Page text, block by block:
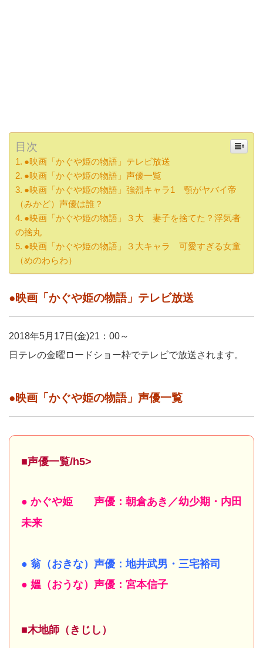
目次
●映画「かぐや姫の物語」テレビ放送
●映画「かぐや姫の物語」声優一覧
●映画「かぐや姫の物語」強烈キャラ1 顎がヤバイ帝
（みかど）声優は誰？
●映画「かぐや姫の物語」３大 妻子を捨てた？浮気者
の捨丸
●映画「かぐや姫の物語」３大キャラ 可愛すぎる女童
（めのわらわ）
●映画「かぐや姫の物語」テレビ放送
2018年5月17日(金)21：00～
日テレの金曜ロードショー枠でテレビで放送されます。
●映画「かぐや姫の物語」声優一覧
■声優一覧/h5>
● かぐや姫 声優：朝倉あき／幼少期・内田
未来
● 翁（おきな）声優：地井武男・三宅裕司
● 媼（おうな）声優：宮本信子
■木地師（きじし）